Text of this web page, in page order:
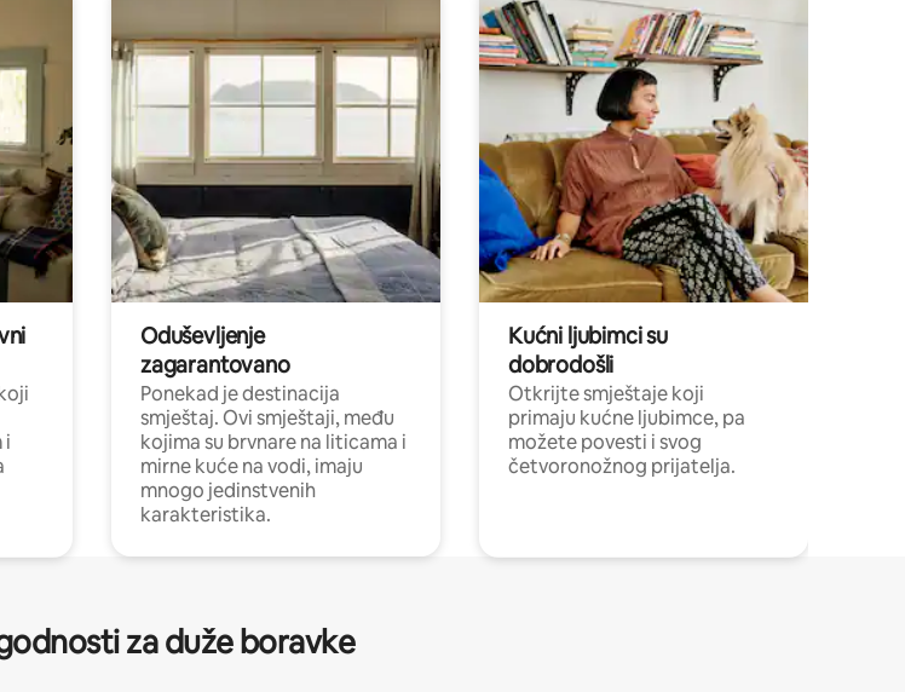
i
Oduševljenje
zagarantovano
Ponekad je destinacija
smještaj. Ovi smještaji, među
kojima su brvnare na liticama i
mirne kuće na vodi, imaju
mnogo jedinstvenih
karakteristika.
Kućni ljubimci su
dobrodošli
Otkrijte smještaje koji
primaju kućne ljubimce, pa
možete povesti i svog
četvoronožnog prijatelja.
za duže boravke